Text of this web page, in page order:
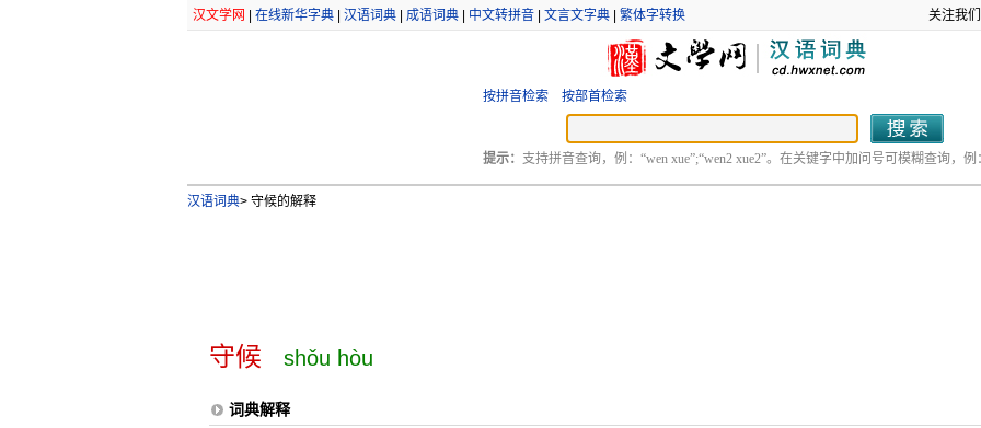
汉文学网 在线新华字典| 汉语词典| 成语词典| 中文转拼音| 文言文字典| 繁体字转换 关注我
按拼音检索 按部首检索
提示： 支持拼音查询，例：“wen xue”;“wen2 xue2”。在关键字中加问号可模糊查询，例
汉语词典>守候的解释
守候 shǒu hòu
词典解释